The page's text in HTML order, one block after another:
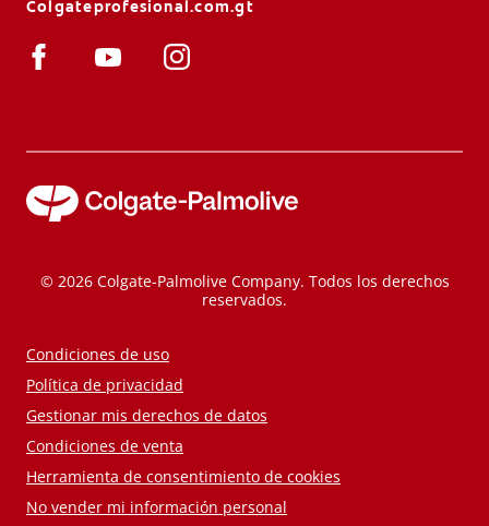
Colgateprofesional.com.gt
© 2026 Colgate-Palmolive Company. Todos los derechos
reservados.
Condiciones de uso
Política de privacidad
Gestionar mis derechos de datos
Condiciones de venta
Herramienta de consentimiento de cookies
No vender mi información personal